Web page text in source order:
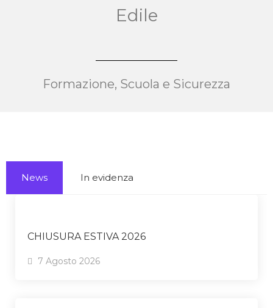
Edile
Formazione, Scuola e Sicurezza
News In evidenza
CHIUSURA ESTIVA 2026
7 Agosto 2026